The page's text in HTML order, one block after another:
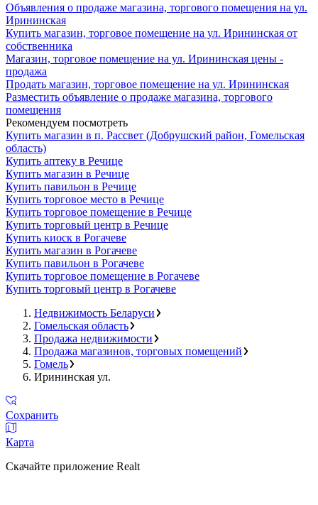
Объявления о продаже магазина, торгового помещения на ул.
Ирининская
Купить магазин, торговое помещение на ул. Ирининская от
собственника
Магазин, торговое помещение на ул. Ирининская цены -
продажа
Продать магазин, торговое помещение на ул. Ирининская
Разместить объявление о продаже магазина, торгового
помещения
Рекомендуем посмотреть
Купить магазин в п. Рассвет (Добрушский район, Гомельская
область)
Купить аптеку в Речице
Купить магазин в Речице
Купить павильон в Речице
Купить торговое место в Речице
Купить торговое помещение в Речице
Купить торговый центр в Речице
Купить киоск в Рогачеве
Купить магазин в Рогачеве
Купить павильон в Рогачеве
Купить торговое помещение в Рогачеве
Купить торговый центр в Рогачеве
Недвижимость Беларуси
Гомельская область
Продажа недвижимости
Продажа магазинов, торговых помещений
Гомель
Ирининская ул.
Сохранить
Карта
Скачайте приложение Realt